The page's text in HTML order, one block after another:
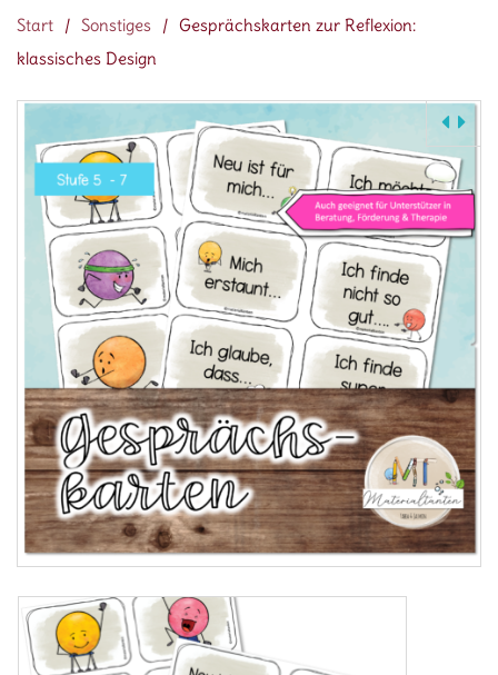
Start / Sonstiges / Gesprächskarten zur Reflexion:
klassisches Design